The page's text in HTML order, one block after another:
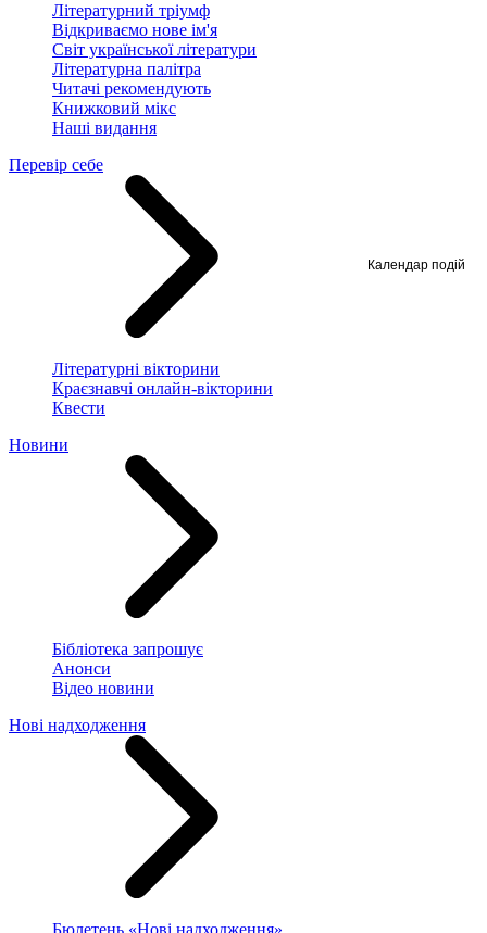
Літературний тріумф
Відкриваємо нове ім'я
Світ української літератури
Літературна палітра
Читачі рекомендують
Книжковий мікс
Наші видання
Перевір себе
Літературні вікторини
Краєзнавчі онлайн-вікторини
Квести
Новини
Бібліотека запрошує
Анонси
Відео новини
Нові надходження
Календар подій